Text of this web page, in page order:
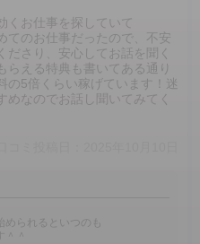
くお仕事を探していて
てのお仕事だったので、不安
ださり、安心してお話を聞く
らえる特典も書いてある通り
の5倍くらい稼げています！迷
めなのでお話し聞いてみてく
められるといつのも
＾